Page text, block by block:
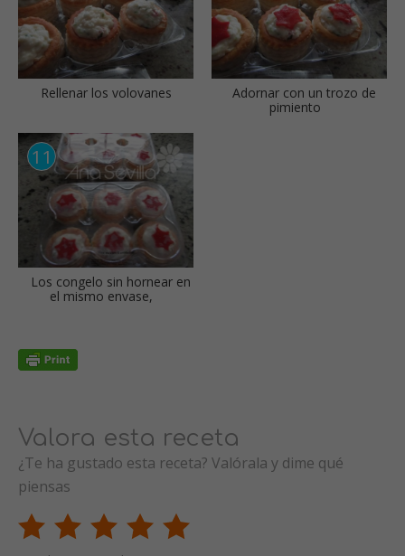
Rellenar los volovanes
Adornar con un trozo de
pimiento
Los congelo sin hornear en
el mismo envase,
Valora esta receta
¿Te ha gustado esta receta? Valórala y dime qué
piensas